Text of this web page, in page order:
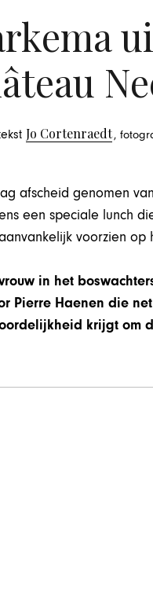
Jo Cortenraedt,
afscheid genomen
een speciale lunch
voorzien
in het
Pierre Haenen die
krijgt om